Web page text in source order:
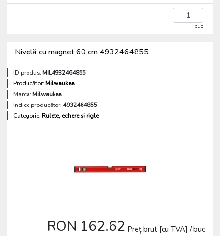
buc
Nivelă cu magnet 60 cm 4932464855
ID produs:MIL4932464855
Producător:Milwaukee
Marca:Milwaukee
Indice producător: 4932464855
Categorie:Rulete, echere și rigle
RON 162.62 Preț brut [cu TVA] / buc